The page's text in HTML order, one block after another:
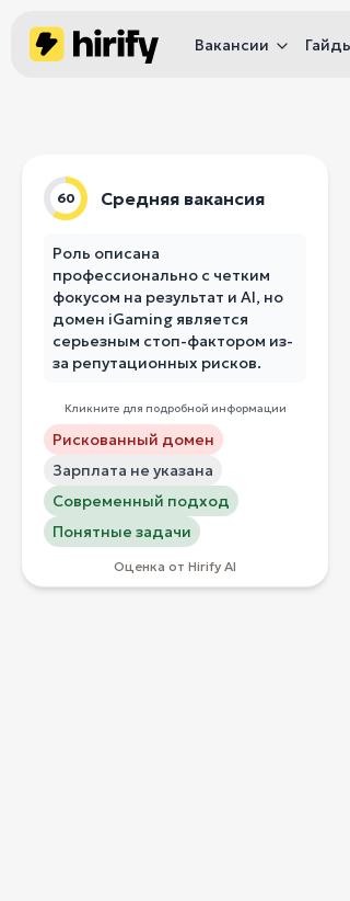
Вакансии
60 Средняя вакансия
Роль описана
профессионально с четким
фокусом на результат и AI, но
домен iGaming является
серьезным стоп-фактором из-
за репутационных рисков.
Кликните для подробной информации
Рискованный домен
Зарплата не указана
Современный подход
Понятные задачи
Оценка от Hirify AI